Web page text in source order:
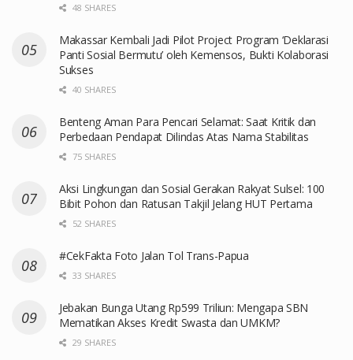
48 SHARES
Makassar Kembali Jadi Pilot Project Program ‘Deklarasi
Panti Sosial Bermutu’ oleh Kemensos, Bukti Kolaborasi
Sukses
40 SHARES
Benteng Aman Para Pencari Selamat: Saat Kritik dan
Perbedaan Pendapat Dilindas Atas Nama Stabilitas
75 SHARES
Aksi Lingkungan dan Sosial Gerakan Rakyat Sulsel: 100
Bibit Pohon dan Ratusan Takjil Jelang HUT Pertama
52 SHARES
#CekFakta Foto Jalan Tol Trans-Papua
33 SHARES
Jebakan Bunga Utang Rp599 Triliun: Mengapa SBN
Mematikan Akses Kredit Swasta dan UMKM?
29 SHARES